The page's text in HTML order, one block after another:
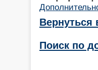
Вернуться
Поиск по